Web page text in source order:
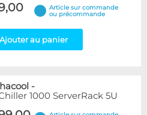
Article sur commande
ou précommande
Ajouter au panier
-
1000 ServerRack 5U